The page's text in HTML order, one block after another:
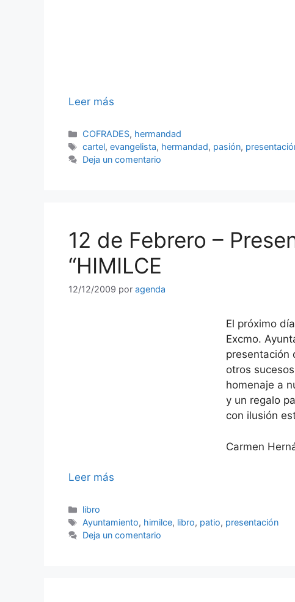
Leer más
Categorías
COFRADES, hermandad
Etiquetas
cartel,evangelista, hermandad, pasión,
Deja un comentario
12 de Febrero –
“HIMILCE
12/12/2009 por agenda
El próximo
Excmo.
presentación
otros
homenaje a
y un regalo
con ilusión
Carmen
Leer más
Categorías
libro
Etiquetas
Ayuntamiento, himilce, libro, patio, presentación
Deja un comentario